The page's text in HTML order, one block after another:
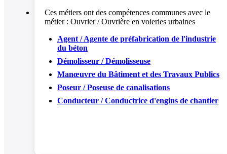
Ces métiers ont des compétences communes avec le
métier : Ouvrier / Ouvrière en voieries urbaines
Agent / Agente de préfabrication de l'industrie
du béton
Démolisseur / Démolisseuse
Manœuvre du Bâtiment et des Travaux Publics
Poseur / Poseuse de canalisations
Conducteur / Conductrice d'engins de chantier